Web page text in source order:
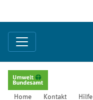
Home Kontakt Hilfe